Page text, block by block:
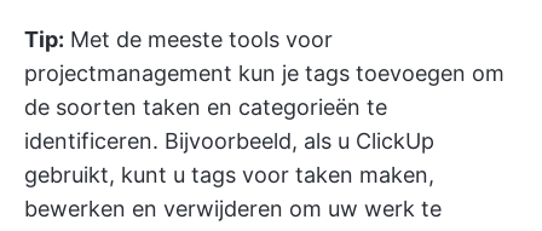
Tip: Met de meeste tools voor
projectmanagement kun je tags toevoegen om
de soorten taken en categorieën te
identificeren. Bijvoorbeeld, als u ClickUp
gebruikt, kunt u tags voor taken maken,
bewerken en verwijderen om uw werk te